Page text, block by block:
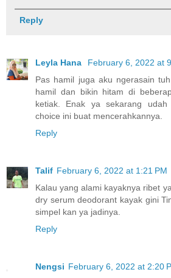
Reply
Leyla Hana
February 6, 2022 at
Pas hamil juga aku ngerasain
hamil dan bikin hitam di
ketiak. Enak ya sekarang
choice ini buat mencerahkannya.
Reply
Talif February 6, 2022 at 1:21 PM
Kalau yang alami kayaknya ribet
dry serum deodorant kayak gini
simpel kan ya jadinya.
Reply
Nengsi February 6, 2022 at 2:20